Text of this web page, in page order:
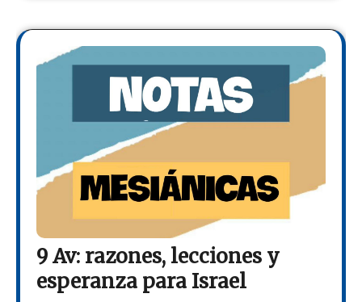
9 Av: razones, lecciones y
esperanza para Israel